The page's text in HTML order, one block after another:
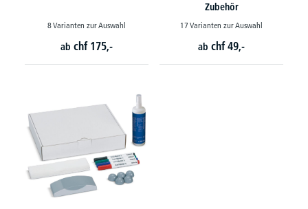
8 Varianten zur Auswahl
ab chf 175,-
Zubehör
17 Varianten zur Auswahl
ab chf 49,-